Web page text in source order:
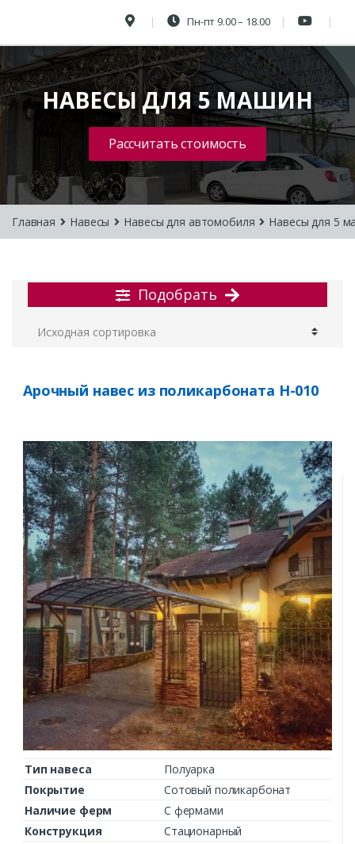
Пн-пт 9.00 – 18.00
НАВЕСЫ ДЛЯ 5 МАШИН
Рассчитать стоимость
Главная Навесы Навесы для автомобиля Навесы для 5
Подобрать
Арочный навес из поликарбоната Н-010
Тип навеса
Полуарка
Покрытие
Сотовый поликарбонат
Наличие ферм
С фермами
Конструкция
Стационарный